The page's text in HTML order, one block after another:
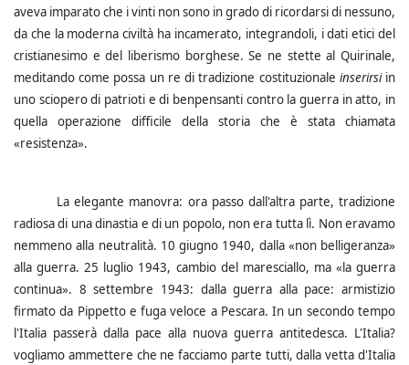
aveva imparato che i vinti non sono in grado di ricordarsi di nessuno,
da che la moderna civiltà ha incamerato, integrandoli, i dati etici del
cristianesimo e del liberismo borghese. Se ne stette al Quirinale,
meditando come possa un re di tradizione costituzionale inserirsiin
uno sciopero di patrioti e di benpensanti contro la guerra in atto, in
quella operazione difficile della storia che è stata chiamata
«resistenza».
La elegante manovra: ora passo dall'altra parte, tradizione
radiosa di una dinastia e di un popolo, non era tutta lì. Non eravamo
nemmeno alla neutralità. 10 giugno 1940, dalla «non belligeranza»
alla guerra. 25 luglio 1943, cambio del maresciallo, ma «la guerra
continua». 8 settembre 1943: dalla guerra alla pace: armistizio
firmato da Pippetto e fuga veloce a Pescara. In un secondo tempo
l'Italia passerà dalla pace alla nuova guerra antitedesca. L'Italia?
vogliamo ammettere che ne facciamo parte tutti, dalla vetta d'Italia